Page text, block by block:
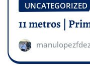
UNCATEGORIZED
11 metros |